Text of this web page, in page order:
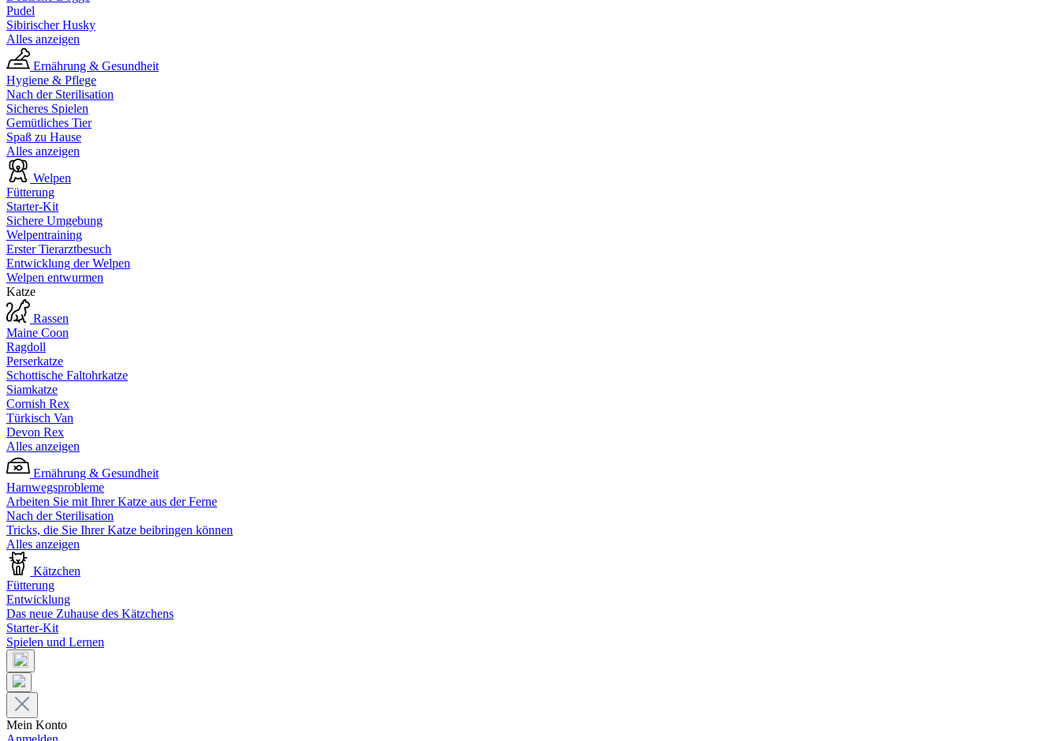
Pudel
Sibirischer Husky
Alles anzeigen
Ernährung & Gesundheit
Hygiene & Pflege
Nach der Sterilisation
Sicheres Spielen
Gemütliches Tier
Spaß zu Hause
Alles anzeigen
Welpen
Fütterung
Starter-Kit
Sichere Umgebung
Welpentraining
Erster Tierarztbesuch
Entwicklung der Welpen
Welpen entwurmen
Katze
Rassen
Maine Coon
Ragdoll
Perserkatze
Schottische Faltohrkatze
Siamkatze
Cornish Rex
Türkisch Van
Devon Rex
Alles anzeigen
Ernährung & Gesundheit
Harnwegsprobleme
Arbeiten Sie mit Ihrer Katze aus der Ferne
Nach der Sterilisation
Tricks, die Sie Ihrer Katze beibringen können
Alles anzeigen
Kätzchen
Fütterung
Entwicklung
Das neue Zuhause des Kätzchens
Starter-Kit
Spielen und Lernen
Mein Konto